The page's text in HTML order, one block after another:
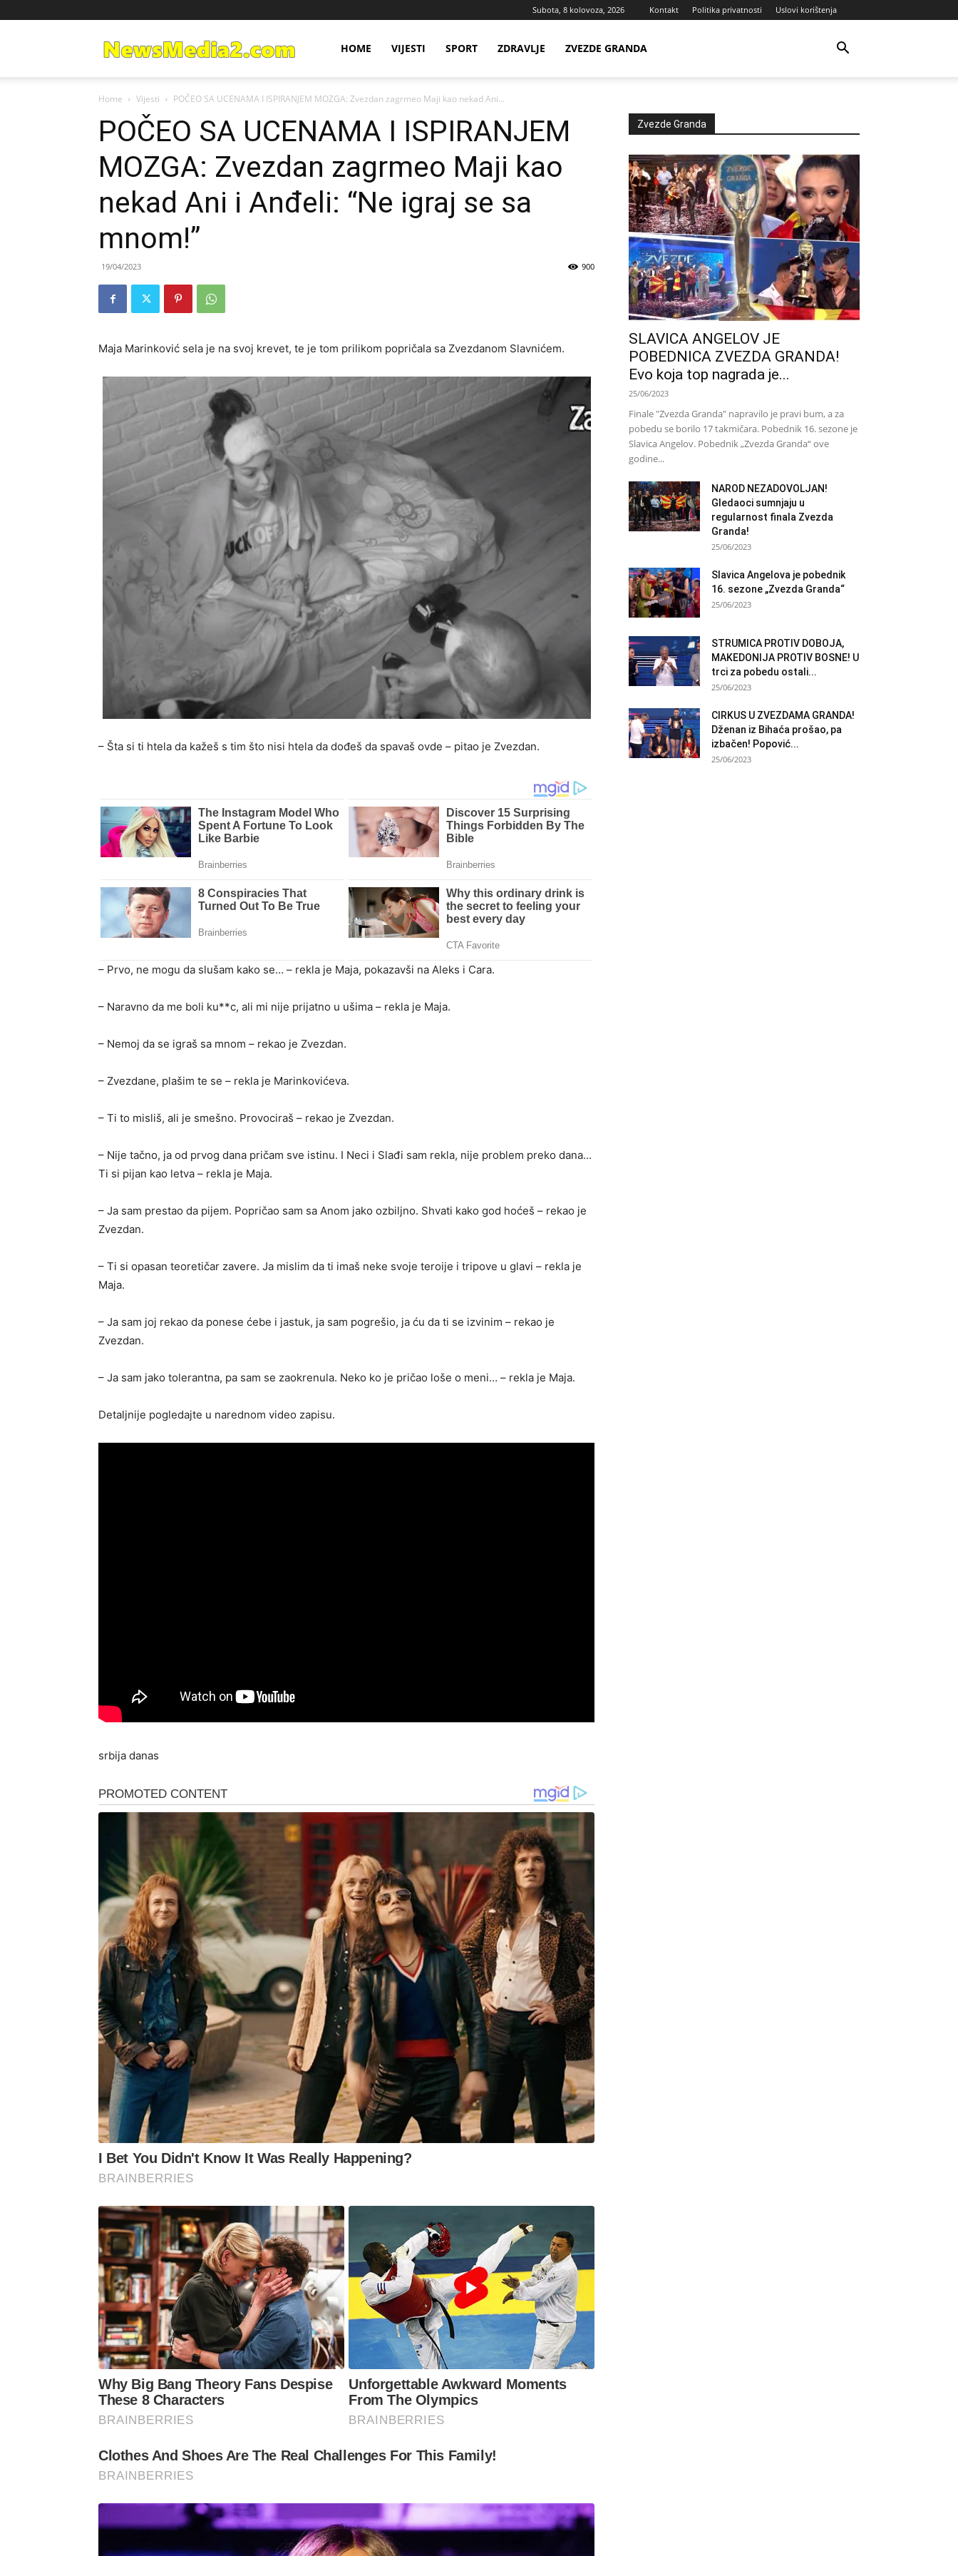
Subota, 8 kolovoza, 2026 Kontakt Politika privatnosti Uslovi korištenja
Media
HOME VIJESTI SPORT ZDRAVLJE ZVEZDE GRANDA
Home Vijesti POČEO SA UCENAMA I ISPIRANJEM MOZGA: Zvezdan zagrmeo Maji kao nekad Ani...
POČEO SA UCENAMA I ISPIRANJEM
MOZGA: Zvezdan zagrmeo Maji kao
nekad Ani i Anđeli: “Ne igraj se sa
mnom!”
19/04/2023 900
Maja Marinković sela je na svoj krevet, te je tom prilikom popričala sa Zvezdanom Slavnićem.
– Šta si ti htela da kažeš s tim što nisi htela da dođeš da spavaš ovde – pitao je Zvezdan.
– Prvo, ne mogu da slušam kako se… – rekla je Maja, pokazavši na Aleks i Cara.
– Naravno da me boli ku**c, ali mi nije prijatno u ušima – rekla je Maja.
– Nemoj da se igraš sa mnom – rekao je Zvezdan.
– Zvezdane, plašim te se – rekla je Marinkovićeva.
– Ti to misliš, ali je smešno. Provociraš – rekao je Zvezdan.
– Nije tačno, ja od prvog dana pričam sve istinu. I Neci i Slađi sam rekla, nije problem preko dana…
Ti si pijan kao letva – rekla je Maja.
– Ja sam prestao da pijem. Popričao sam sa Anom jako ozbiljno. Shvati kako god hoćeš – rekao je
Zvezdan.
– Ti si opasan teoretičar zavere. Ja mislim da ti imaš neke svoje teroije i tripove u glavi – rekla je
Maja.
– Ja sam joj rekao da ponese ćebe i jastuk, ja sam pogrešio, ja ću da ti se izvinim – rekao je
Zvezdan.
– Ja sam jako tolerantna, pa sam se zaokrenula. Neko ko je pričao loše o meni… – rekla je Maja.
Detaljnije pogledajte u narednom video zapisu.
srbija danas
Zvezde Granda
SLAVICA ANGELOV JE
POBEDNICA ZVEZDA GRANDA!
Evo koja top nagrada je...
25/06/2023
Finale "Zvezda Granda" napravilo je pravi bum, a za
pobedu se borilo 17 takmičara. Pobednik 16. sezone je
Slavica Angelov. Pobednik „Zvezda Granda“ ove
godine...
NAROD NEZADOVOLJAN!
Gledaoci sumnjaju u
regularnost finala Zvezda
Granda!
25/06/2023
Slavica Angelova je pobednik
16. sezone „Zvezda Granda“
25/06/2023
STRUMICA PROTIV DOBOJA,
MAKEDONIJA PROTIV BOSNE! U
trci za pobedu ostali...
25/06/2023
CIRKUS U ZVEZDAMA GRANDA!
Dženan iz Bihaća prošao, pa
izbačen! Popović...
25/06/2023